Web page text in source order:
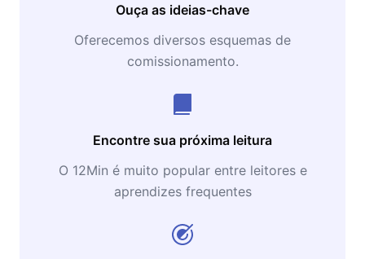
Ouça as ideias-chave
Oferecemos diversos esquemas de
comissionamento.
Encontre sua próxima leitura
O 12Min é muito popular entre leitores e
aprendizes frequentes